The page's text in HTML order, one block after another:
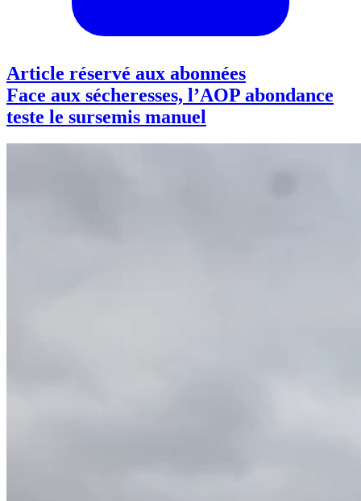
Article réservé aux abonnées
Face aux sécheresses, l’AOP abondance
teste le sursemis manuel